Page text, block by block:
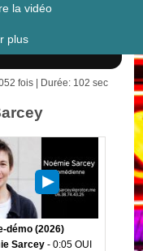
la vidéo
plus
fois | Durée: 102 sec
démo (2026)
Sarcey - 0:05 OUI